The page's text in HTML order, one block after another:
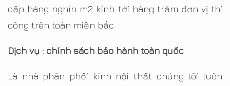
cấp hàng nghìn m2 kính tới hàng trăm đơn vị thi
công trên toàn miền bắc.
Dịch vụ : chính sách bảo hành toàn quốc
Là nhà phân phối kính nội thất chúng tôi luôn